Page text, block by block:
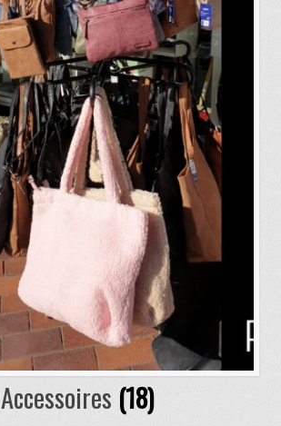
Accessoires (18)